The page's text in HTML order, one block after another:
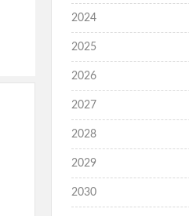
2024
2025
2026
2027
2028
2029
2030